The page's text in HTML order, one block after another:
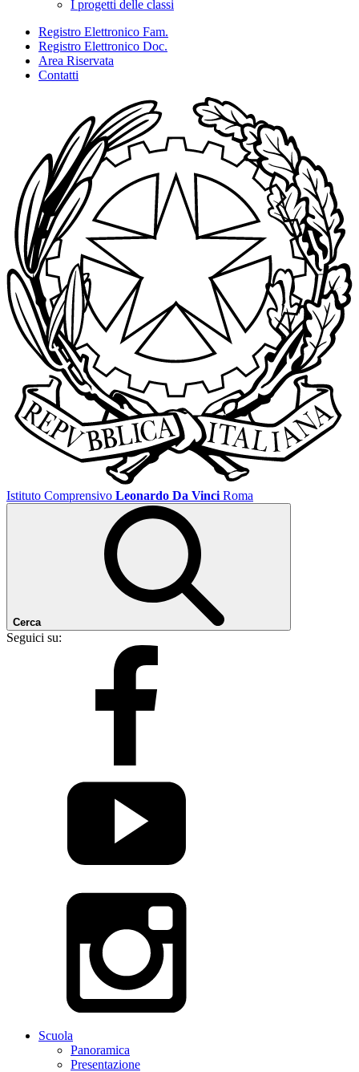
I progetti delle classi
Registro Elettronico Fam.
Registro Elettronico Doc.
Area Riservata
Contatti
Istituto Comprensivo Leonardo Da Vinci Roma
Cerca
Seguici su:
Scuola
Panoramica
Presentazione